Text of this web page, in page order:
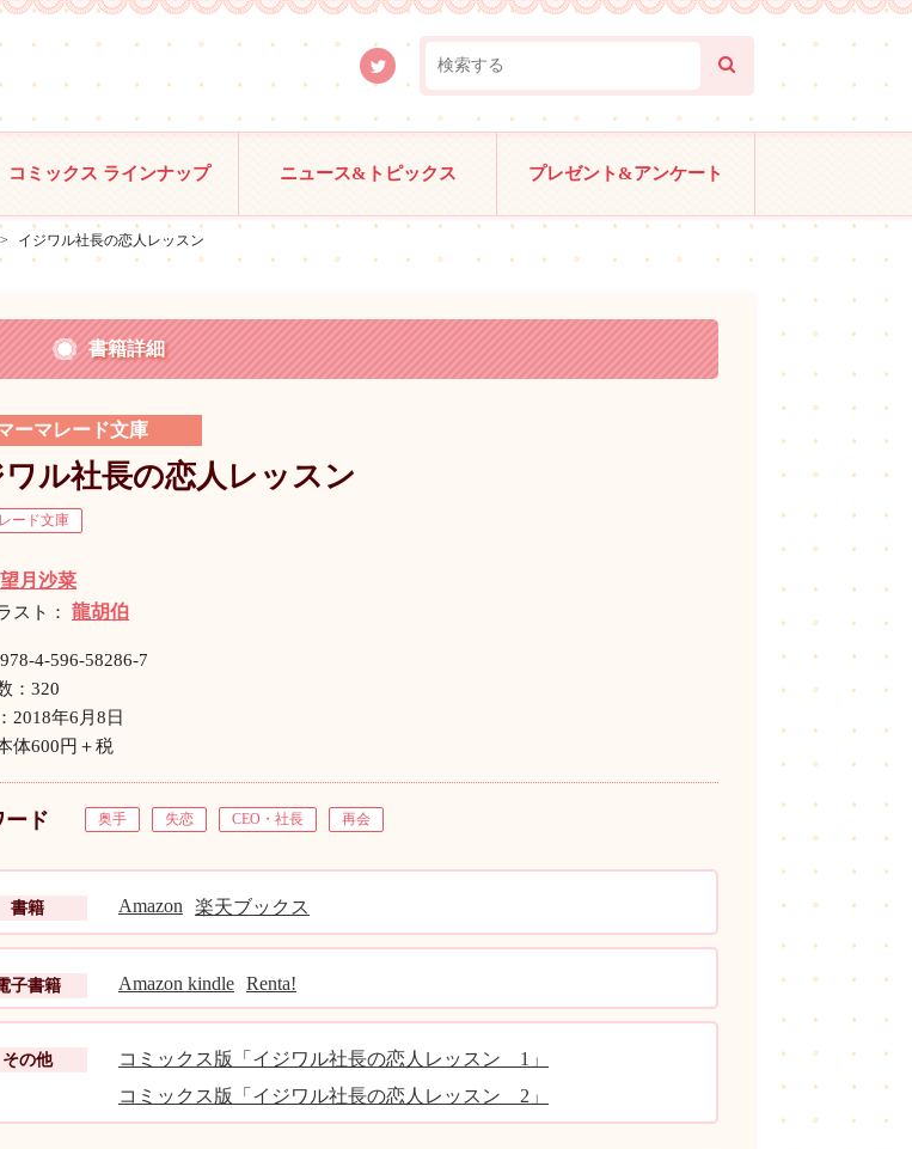
コミックス ラインナップ ニュース&トピックス プレゼント&アンケート
> イジワル社長の恋人レッスン
書籍詳細
ーマレード文庫
ル社長の恋人レッスン
ード文庫
望月沙菜
スト： 龍胡伯
4-596-58286-7
：320
2018年6月8日
体600円＋税
ード 奥手 失恋 CEO・社長 再会
書籍 Amazon 楽天ブックス
子書籍 Amazon kindle Renta!
その他
コミックス版「イジワル社長の恋人レッスン 1」
コミックス版「イジワル社長の恋人レッスン 2」